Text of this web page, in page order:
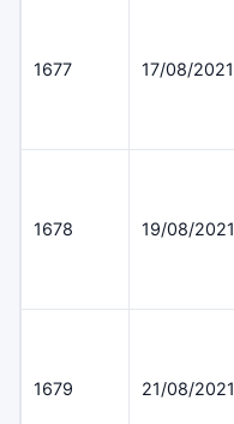
1677 17/08/2021
1678 19/08/2021
1679 21/08/2021